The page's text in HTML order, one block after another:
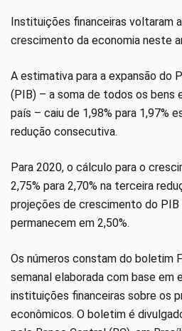
Instituições financeiras voltaram
crescimento da economia neste
A estimativa para a expansão do
(PIB) – a soma de todos os bens
país – caiu de 1,98% para 1,97%
redução consecutiva.
Para 2020, o cálculo para o
2,75% para 2,70% na terceira
projeções de crescimento do PIB
permanecem em 2,50%.
Os números constam do boletim
semanal elaborada com base em
instituições financeiras sobre os
econômicos. O boletim é